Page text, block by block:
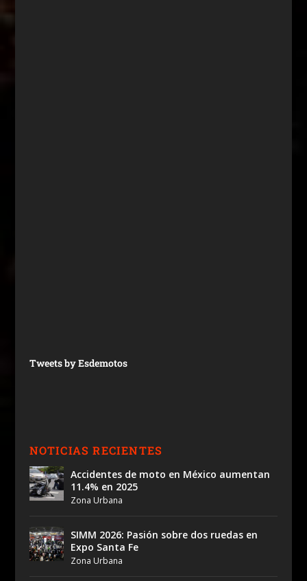
Tweets by Esdemotos
NOTICIAS RECIENTES
Accidentes de moto en México aumentan
11.4% en 2025
Zona Urbana
SIMM 2026: Pasión sobre dos ruedas en
Expo Santa Fe
Zona Urbana